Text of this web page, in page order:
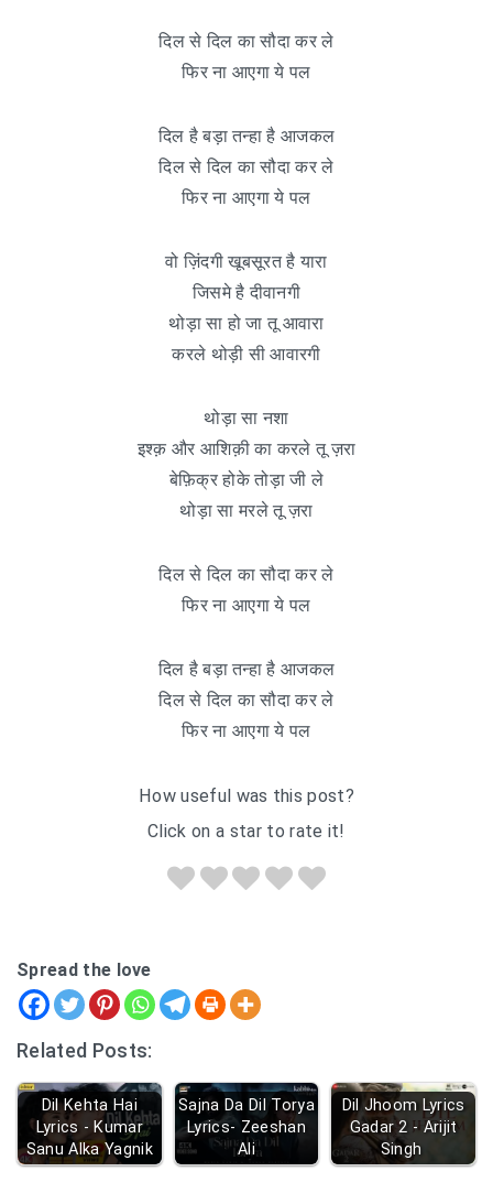
दिल से दिल का सौदा कर ले
फिर ना आएगा ये पल
दिल है बड़ा तन्हा है आजकल
दिल से दिल का सौदा कर ले
फिर ना आएगा ये पल
वो ज़िंदगी खूबसूरत है यारा
जिसमे है दीवानगी
थोड़ा सा हो जा तू आवारा
करले थोड़ी सी आवारगी
थोड़ा सा नशा
इश्क़ और आशिक़ी का करले तू ज़रा
बेफ़िक्र होके तोड़ा जी ले
थोड़ा सा मरले तू ज़रा
दिल से दिल का सौदा कर ले
फिर ना आएगा ये पल
दिल है बड़ा तन्हा है आजकल
दिल से दिल का सौदा कर ले
फिर ना आएगा ये पल
How useful was this post?
Click on a star to rate it!
Spread the love
Related Posts:
Dil Kehta Hai
Lyrics - Kumar
Sanu Alka Yagnik
Sajna Da Dil Torya
Lyrics- Zeeshan
Ali
Dil Jhoom Lyrics
Gadar 2 - Arijit
Singh